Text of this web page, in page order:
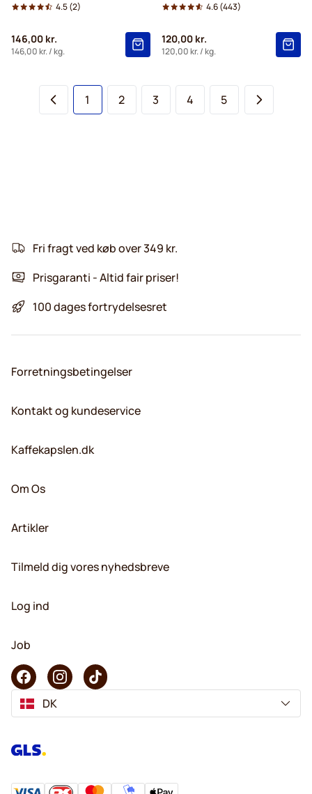
4.5(2)
146,00 kr.
146,00 kr./ kg.
4.6(443)
120,00 kr.
120,00 kr./ kg.
Du læser i øjeblikket side
1 Side
2 Side
3 Side
4 Side
5
Fri fragt ved køb over 349 kr.
Prisgaranti - Altid fair priser!
100 dages fortrydelsesret
Forretningsbetingelser
Kontakt og kundeservice
Kaffekapslen.dk
Om Os
Artikler
Tilmeld dig vores nyhedsbreve
Log ind
Job
DK